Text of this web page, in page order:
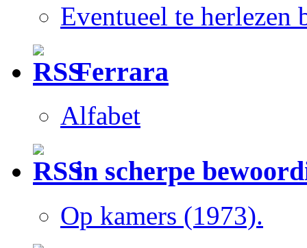
Eventueel te herlezen
Ferrara
Alfabet
in scherpe
Op kamers (1973).